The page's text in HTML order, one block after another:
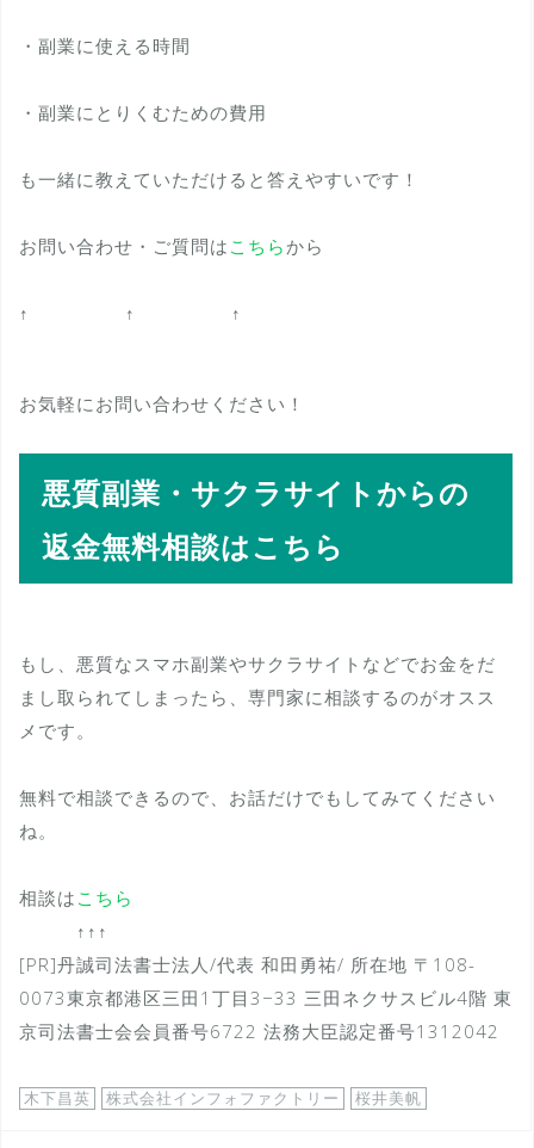
・副業に使える時間
・副業にとりくむための費用
も一緒に教えていただけると答えやすいです！
お問い合わせ・ご質問は こちら から
↑ ↑ ↑
お気軽にお問い合わせください！
悪質副業・サクラサイトからの
返金無料相談はこちら
もし、悪質なスマホ副業やサクラサイトなどでお金をだ
まし取られてしまったら、専門家に相談するのがオスス
メです。
無料で相談できるので、お話だけでもしてみてください
ね。
相談は こちら
↑↑↑
[PR]丹誠司法書士法人/代表 和田勇祐/ 所在地 〒108-
0073東京都港区三田1丁目3−33 三田ネクサスビル4階 東
京司法書士会会員番号6722 法務大臣認定番号1312042
木下昌英 株式会社インフォファクトリー 桜井美帆